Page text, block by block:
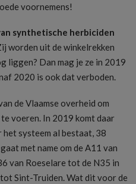
voornemens!
synthetische herbiciden
worden uit de winkelrekken
liggen? Dan mag je ze in 2019
2020 is ook dat verboden.
de Vlaamse overheid om
te voeren. In 2019 komt daar
systeem al bestaat, 38
met name om de A11 van
van Roeselare tot de N35 in
Sint-Truiden. Wat dit voor de